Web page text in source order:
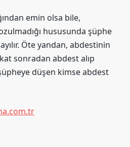
emin olsa bile,
hususunda şüphe
Öte yandan, abdestinin
sonradan abdest alıp
düşen kimse abdest